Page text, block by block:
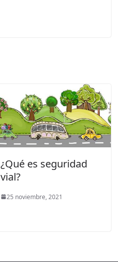
¿Qué es seguridad
vial?
25 noviembre, 2021